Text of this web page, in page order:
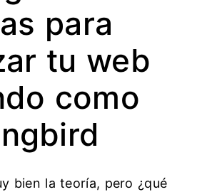
para
tu web
como
bien la teoría, pero ¿qué